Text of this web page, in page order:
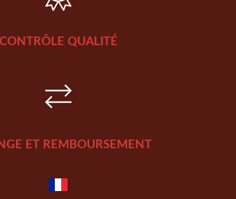
CONTRÔLE QUALITÉ
ET REMBOURSEMENT